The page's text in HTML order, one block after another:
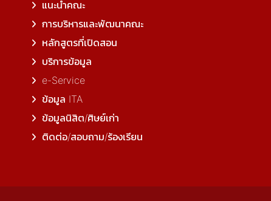
แนะนำคณะ
การบริหารและพัฒนาคณะ
หลักสูตรที่เปิดสอน
บริการข้อมูล
e-Service
ข้อมูล ITA
ข้อมูลนิสิต/ศิษย์เก่า
ติดต่อ/สอบถาม/ร้องเรียน